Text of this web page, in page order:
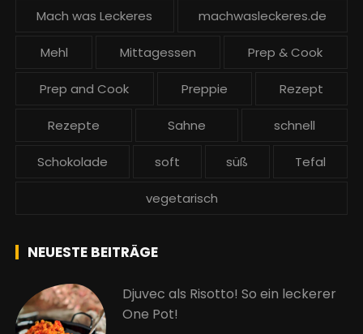
Mach was Leckeres machwasleckeres.de
Mehl Mittagessen Prep & Cook
Prep and Cook Preppie Rezept
Rezepte Sahne schnell
Schokolade soft süß Tefal
vegetarisch
NEUESTE BEITRÄGE
Djuvec als Risotto! So ein leckerer
One Pot!